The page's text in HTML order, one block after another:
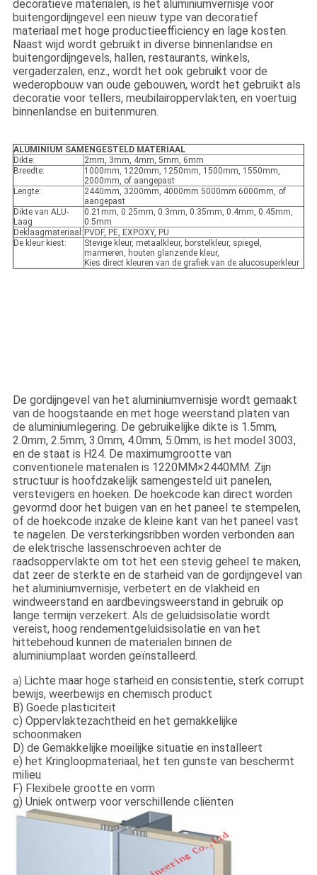
decoratieve materialen, is het aluminiumvernisje voor
buitengordijngevel een nieuw type van decoratief
materiaal met hoge productieefficiency en lage kosten.
Naast wijd wordt gebruikt in diverse binnenlandse en
buitengordijngevels, hallen, restaurants, winkels,
vergaderzalen, enz., wordt het ook gebruikt voor de
wederopbouw van oude gebouwen, wordt het gebruikt als
decoratie voor tellers, meubilairoppervlakten, en voertuig
binnenlandse en buitenmuren.
ALUMINIUM SAMENGESTELD MATERIAAL
Dikte:
2mm, 3mm, 4mm, 5mm, 6mm
Breedte:
1000mm, 1220mm, 1250mm, 1500mm, 1550mm,
2000mm, of aangepast
Lengte:
2440mm, 3200mm, 4000mm 5000mm 6000mm, of
aangepast
Dikte van ALU-
Laag
0.21mm, 0.25mm, 0.3mm, 0.35mm, 0.4mm, 0.45mm,
0.5mm
Deklaagmateriaal: PVDF, PE, EXPOXY, PU
De kleur kiest:
Stevige kleur, metaalkleur, borstelkleur, spiegel,
marmeren, houten glanzende kleur,
Kies direct kleuren van de grafiek van de alucosuperkleur
De gordijngevel van het aluminiumvernisje wordt gemaakt
van de hoogstaande en met hoge weerstand platen van
de aluminiumlegering. De gebruikelijke dikte is 1.5mm,
2.0mm, 2.5mm, 3.0mm, 4.0mm, 5.0mm, is het model 3003,
en de staat is H24. De maximumgrootte van
conventionele materialen is 1220MM×2440MM. Zijn
structuur is hoofdzakelijk samengesteld uit panelen,
verstevigers en hoeken. De hoekcode kan direct worden
gevormd door het buigen van en het paneel te stempelen,
of de hoekcode inzake de kleine kant van het paneel vast
te nagelen. De versterkingsribben worden verbonden aan
de elektrische lassenschroeven achter de
raadsoppervlakte om tot het een stevig geheel te maken,
dat zeer de sterkte en de starheid van de gordijngevel van
het aluminiumvernisje, verbetert en de vlakheid en
windweerstand en aardbevingsweerstand in gebruik op
lange termijn verzekert. Als de geluidsisolatie wordt
vereist, hoog rendementgeluidsisolatie en van het
hittebehoud kunnen de materialen binnen de
aluminiumplaat worden geïnstalleerd.
a) Lichte maar hoge starheid en consistentie, sterk corrupt
bewijs, weerbewijs en chemisch product
B) Goede plasticiteit
c) Oppervlaktezachtheid en het gemakkelijke
schoonmaken
D) de Gemakkelijke moeilijke situatie en installeert
e) het Kringloopmateriaal, het ten gunste van beschermt
milieu
F) Flexibele grootte en vorm
g) Uniek ontwerp voor verschillende cliënten